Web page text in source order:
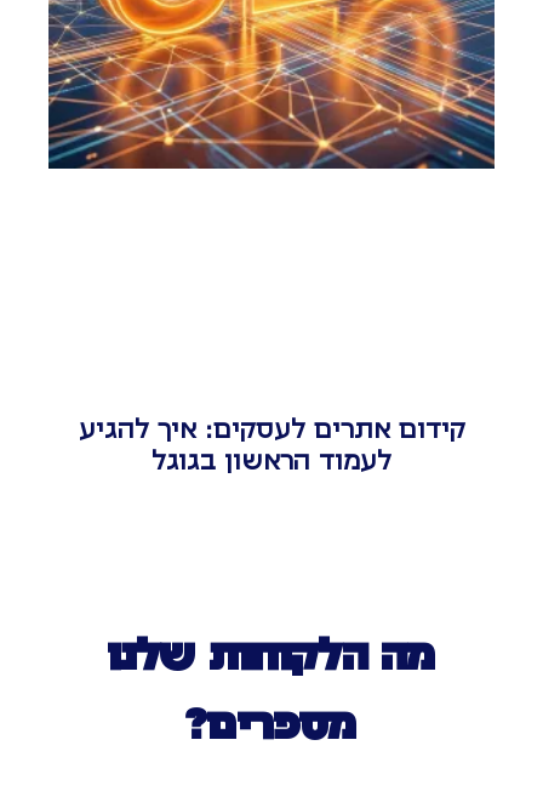
קידום אתרים לעסקים: איך להגיע
לעמוד הראשון בגוגל
מה הלקוחות שלנו
מספרים?